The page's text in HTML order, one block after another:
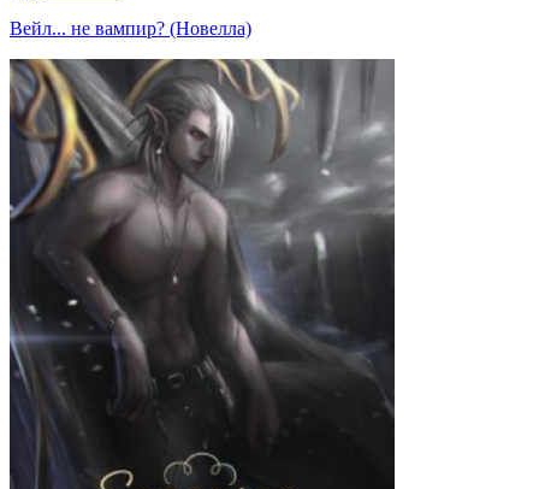
Вейл... не вампир? (Новелла)